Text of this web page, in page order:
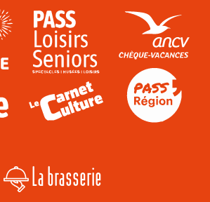
La brasserie